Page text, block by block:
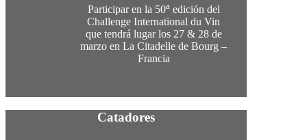
Participar en la 50aedición del
Challenge International du Vin
que tendrá lugar los 27 & 28 de
marzo en La Citadelle de Bourg –
Francia
Catadores